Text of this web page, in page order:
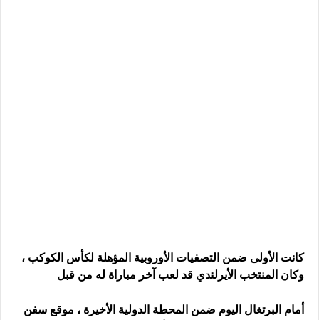
كانت الأولى ضمن التصفيات الأوروبية المؤهلة لكأس الكوكب ،
وكان المنتخب الأيرلندي قد لعب آخر مباراة له من قبل
أمام البرتغال اليوم ضمن المحطة الدولية الأخيرة ، موقع سفن